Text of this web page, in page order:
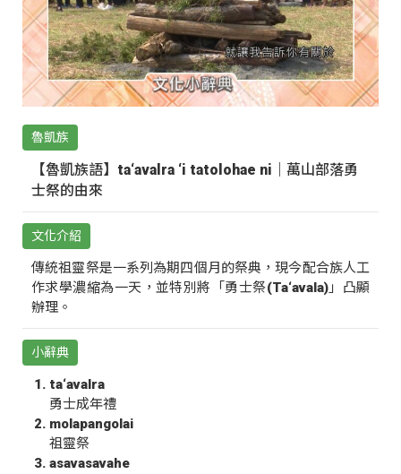
魯凱族
【魯凱族語】ta‘avalra ‘i tatolohae ni｜萬山部落勇
士祭的由來
文化介紹
傳統祖靈祭是一系列為期四個月的祭典，現今配合族人工
作求學濃縮為一天，並特別將「勇士祭(Ta‘avala)」凸顯
辦理。
小辭典
ta‘avalra
勇士成年禮
molapangolai
祖靈祭
asavasavahe